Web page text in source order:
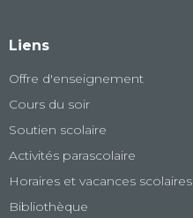
Liens
Offre d'enseignement
Cours du soir
Soutien scolaire
Activités parascolaire
Horaires et vacances scolaires
Bibliothèque